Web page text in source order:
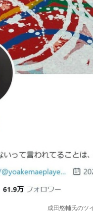
成田悠輔氏のツ